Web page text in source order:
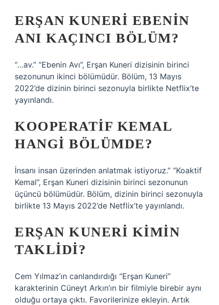
ERŞAN KUNERI EBENIN
ANI KAÇINCI BÖLÜM?
“…av.” “Ebenin Avı”, Erşan Kuneri dizisinin birinci
sezonunun ikinci bölümüdür. Bölüm, 13 Mayıs
2022’de dizinin birinci sezonuyla birlikte Netflix’te
yayınlandı.
KOOPERATIF KEMAL
HANGI BÖLÜMDE?
İnsanı insan üzerinden anlatmak istiyoruz.” “Koaktif
Kemal”, Erşan Kuneri dizisinin birinci sezonunun
üçüncü bölümüdür. Bölüm, dizinin birinci sezonuyla
birlikte 13 Mayıs 2022’de Netflix’te yayınlandı.
ERŞAN KUNERI KIMIN
TAKLIDI?
Cem Yılmaz’ın canlandırdığı “Erşan Kuneri”
karakterinin Cüneyt Arkın’ın bir filmiyle birebir aynı
olduğu ortaya çıktı. Favorilerinize ekleyin. Artık